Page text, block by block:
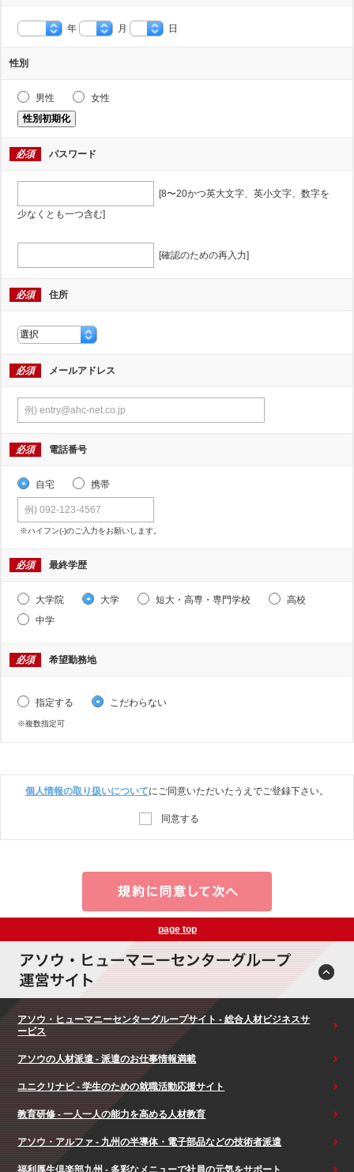
年 月 日
性別
男性
女性
性別初期化
必須 パスワード
[8〜20かつ英大文字、英小文字、数字を
少なくとも一つ含む]
[確認のための再入力]
必須 住所
必須 メールアドレス
必須 電話番号
自宅 携帯
※ハイフン(-)のご入力をお願いします。
必須 最終学歴
大学院 大学 短大・高専・専門学校
高校
中学
必須 希望勤務地
指定する こだわらない
※複数指定可
個人情報の取り扱いについてにご同意いただいたうえでご登録下さい。
同意する
page top
アソウ・ヒューマニーセンターグループサイト - 総合人材ビジネスサ
ービス
アソウの人材派遣 - 派遣のお仕事情報満載
ユニクリナビ - 学生のための就職活動応援サイト
教育研修 - 一人一人の能力を高める人材教育
アソウ・アルファ - 九州の半導体・電子部品などの技術者派遣
福利厚生倶楽部九州 - 多彩なメニューで社員の元気をサポート